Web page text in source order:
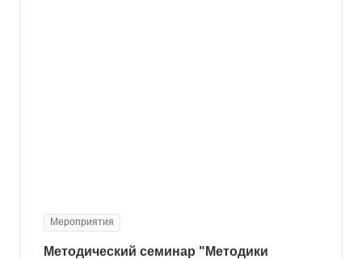
Мероприятия
Методический семинар "Методики